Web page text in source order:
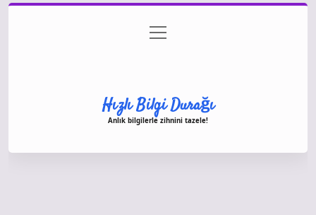
Gizlilik Politikası
menüyü
aç
Hızlı Bilgi Durağı
Anlık bilgilerle zihnini tazele!